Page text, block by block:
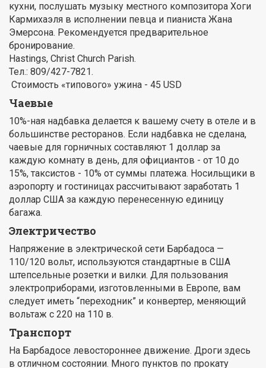
кухни, послушать музыку местного композитора Хоги
Кармихаэля в исполнении певца и пианиста Жана
Эмерсона. Рекомендуется предварительное
бронирование.
Hastings, Christ Church Parish.
Тел.: 809/427-7821.
Стоимость «типового» ужина - 45 USD
Чаевые
10%-ная надбавка делается к вашему счету в отеле и в
большинстве ресторанов. Если надбавка не сделана,
чаевые для горничных составляют 1 доллар за
каждую комнату в день, для официантов - от 10 до
15%, таксистов - 10% от суммы платежа. Носильщики в
аэропорту и гостиницах рассчитывают заработать 1
доллар США за каждую перенесенную единицу
багажа.
Электричество
Напряжение в электрической сети Барбадоса —
110/120 вольт, используются стандартные в США
штепсельные розетки и вилки. Для пользования
электроприборами, изготовленными в Европе, вам
следует иметь “переходник” и конвертер, меняющий
вольтаж с 220 на 110 в.
Транспорт
На Барбадосе левостороннее движение. Дроги здесь
в отличном состоянии. Много пунктов по прокату